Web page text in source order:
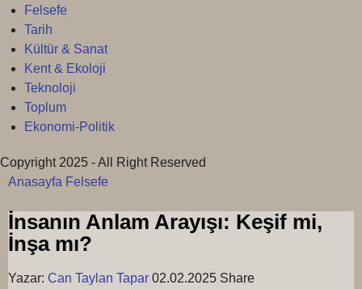
Felsefe
Tarih
Kültür & Sanat
Kent & Ekoloji
Teknoloji
Toplum
Ekonomi-Politik
Copyright 2025 - All Right Reserved
Anasayfa Felsefe
İnsanın Anlam Arayışı: Keşif mi,
İnşa mı?
Yazar: Can Taylan Tapar 02.02.2025 Share